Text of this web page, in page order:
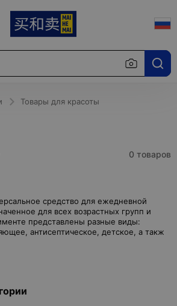
Товары для красоты
0 товаров
средство для ежедневной
для всех возрастных групп и
представлены разные виды: